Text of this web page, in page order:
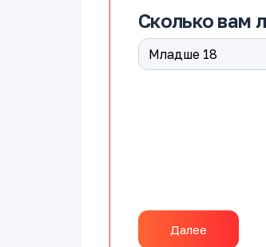
Сколько вам
Далее